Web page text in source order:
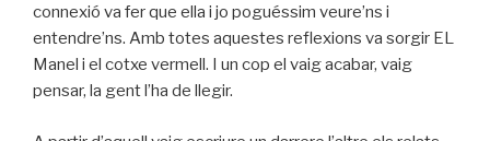
connexió va fer que ella i jo poguéssim veure’ns i
entendre’ns. Amb totes aquestes reflexions va sorgir EL
Manel i el cotxe vermell. I un cop el vaig acabar, vaig
pensar, la gent l’ha de llegir.